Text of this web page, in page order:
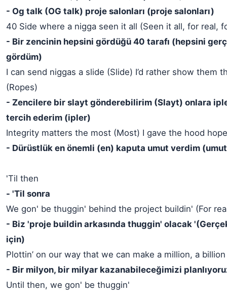
- Og talk (OG talk) proje salonları (proje salonları)
40 Side where a nigga seen it all (Seen it all, for real,
- Bir zencinin hepsini gördüğü 40 tarafı (hepsini
gördüm)
I can send niggas a slide (Slide) I’d rather show them
(Ropes)
- Zencilere bir slayt gönderebilirim (Slayt) onlara
tercih ederim (ipler)
Integrity matters the most (Most) I gave the hood
- Dürüstlük en önemli (en) kaputa umut verdim
'Til then
- 'Til sonra
We gon' be thuggin' behind the project buildin' (For
- Biz 'proje buildin arkasında thuggin' olacak
için)
Plottin’ on our way that we can make a million, a billion
- Bir milyon, bir milyar kazanabileceğimizi
Until then, we gon' be thuggin'